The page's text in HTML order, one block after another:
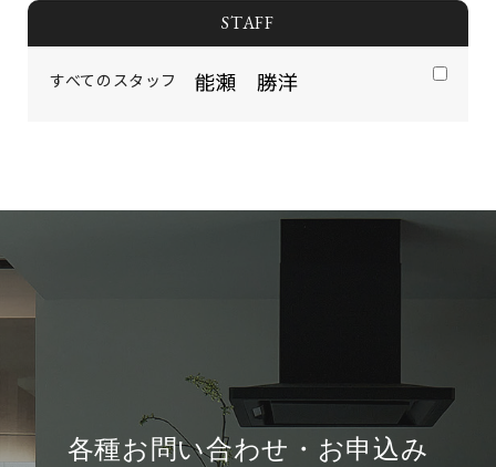
STAFF
すべてのスタッフ
各種お問い合わせ・お申込み